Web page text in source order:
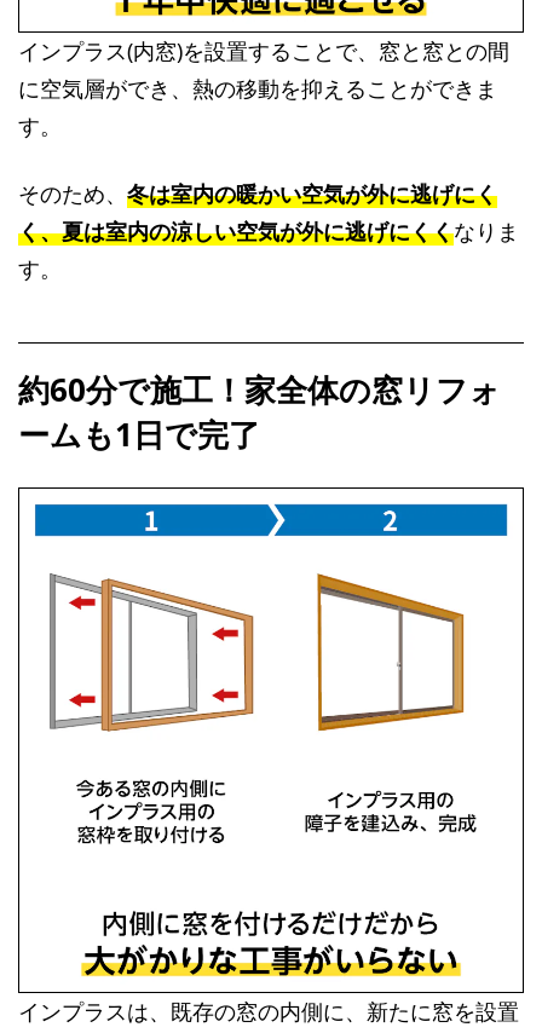
インプラス(内窓)を設置することで、窓と窓との間
に空気層ができ、熱の移動を抑えることができま
す。
そのため、 冬は室内の暖かい空気が外に逃げにく
く、夏は室内の涼しい空気が外に逃げにくくなりま
す。
約60分で施工！家全体の窓リフォ
ームも1日で完了
インプラスは、既存の窓の内側に、新たに窓を設置